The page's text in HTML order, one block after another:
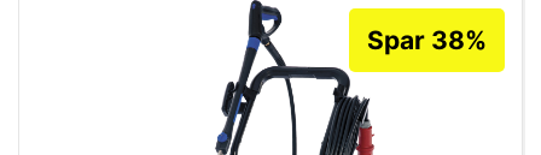
Spar 38%